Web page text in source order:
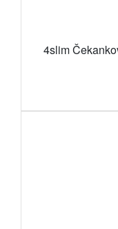
4slim